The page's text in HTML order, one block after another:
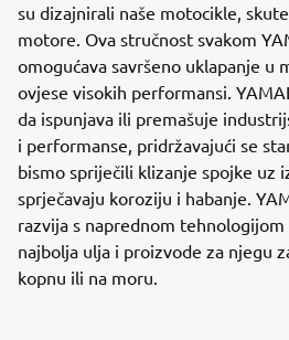
su dizajnirali naše motocikle,
motore. Ova stručnost svakom
omogućava savršeno uklapanje u
ovjese visokih performansi.
da ispunjava ili premašuje
i performanse, pridržavajući se
bismo spriječili klizanje spojke uz
sprječavaju koroziju i habanje.
razvija s naprednom
najbolja ulja i proizvode za njegu
kopnu ili na moru.